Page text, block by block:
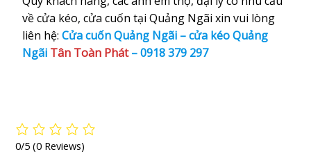
về cửa kéo, cửa cuốn tại Quảng Ngãi xin vui lòng
liên hệ: Cửa cuốn Quảng Ngãi – cửa kéo Quảng
Ngãi Tân Toàn Phát –0918 379 297
0/5(0 Reviews)